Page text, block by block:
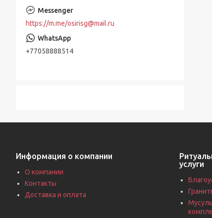
https://m.me/osirisg@mail.ru
+77058888514
Информация о компании
О компании
Контакты
Доставка и оплата
услуги